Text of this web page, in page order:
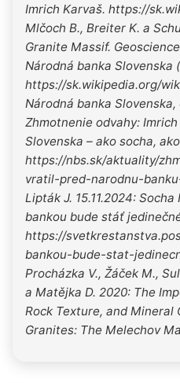
Imrich Karvaš. https://
Mlčoch B., Breiter K. a
Granite Massif.
Národná banka Slovenska
https://sk.wikipedia.org/
Národná banka
Zhmotnenie odvahy:
Slovenska – ako socha,
https://nbs.sk/aktuality/
vratil-pred-narodnu-
Lipták J. 15.11.2024:
bankou bude stáť
https://
bankou-bude-stat-
Procházka V., Žáček M.,
a Matějka D. 2020: The
Rock Texture, and
Granites: The Melechov